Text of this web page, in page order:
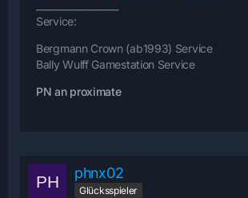
Service:
Bergmann Crown (ab1993) Service
Bally Wulff Gamestation Service
PN an proximate
phnx02
Glücksspieler